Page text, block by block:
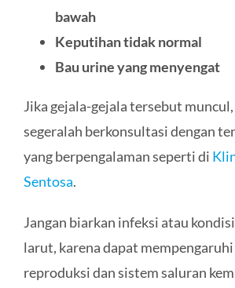
bawah
Keputihan tidak normal
Bau urine yang menyengat
Jika gejala-gejala tersebut
segeralah berkonsultasi dengan
yang berpengalaman seperti di
Sentosa.
Jangan biarkan infeksi atau
larut, karena dapat
reproduksi dan sistem saluran